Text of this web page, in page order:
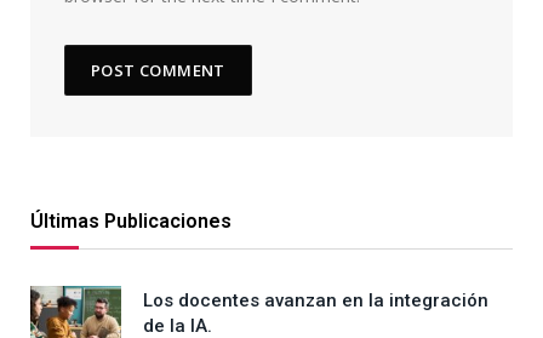
Últimas Publicaciones
Los docentes avanzan en la integración
de la IA.